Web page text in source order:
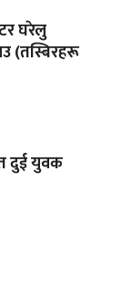
घरेलु
(तस्बिरहरू
दुई युवक